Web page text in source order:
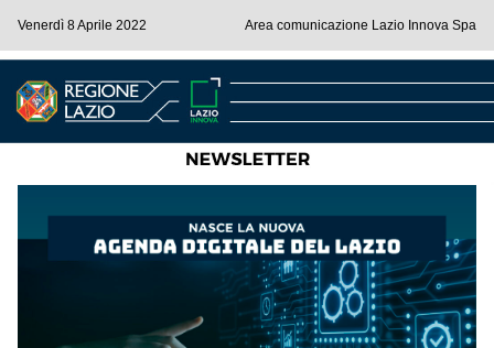
Venerdì 8 Aprile 2022 Area comunicazione Lazio Innova Spa